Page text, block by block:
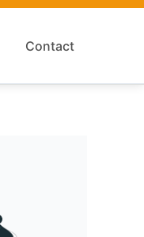
Contact